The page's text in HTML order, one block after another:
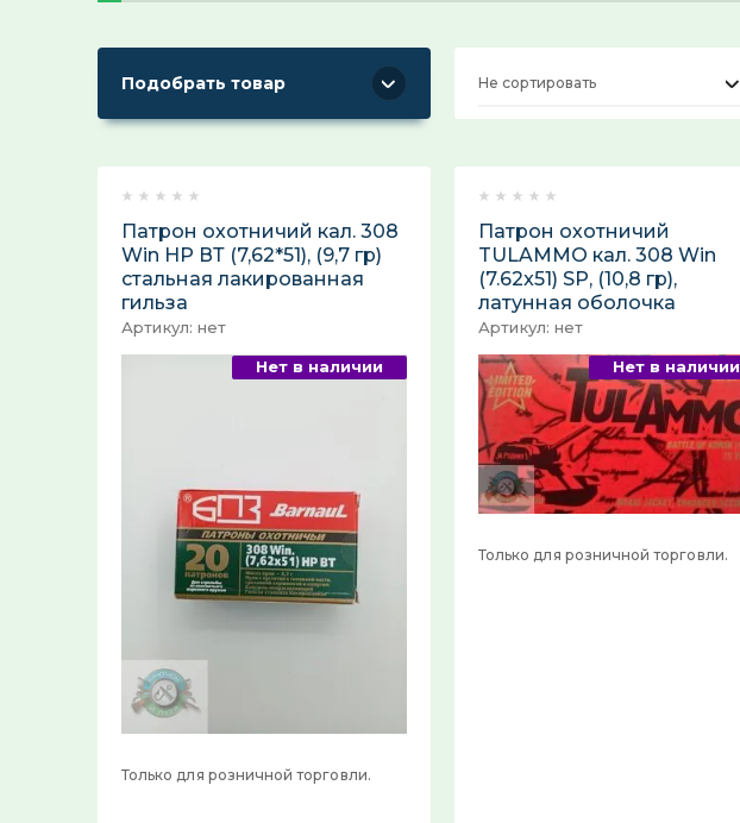
Туризм
Товары собственного производства
Подарочный сертификат, дисконтная
карта, разрешение
ремесленников
Подобрать товар
Цена:
Не сортировать
Патрон охотничий кал. 308
Win HP ВТ (7,62*51), (9,7 гp)
стальная лакированная
гильза
Артикул: нет
Нет в наличии
Только для розничной торговли.
Патрон охотничий
TULAMMO кал. 308 Win
(7.62x51) SP, (10,8 гр),
латунная оболочка
Артикул: нет
Нет в наличии
Только для розничной торговли.